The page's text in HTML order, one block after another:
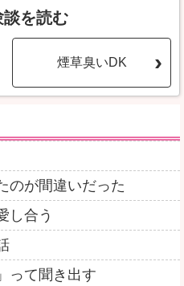
談を読む
煙草臭いDK
のが間違いだった
し合う
って聞き出す